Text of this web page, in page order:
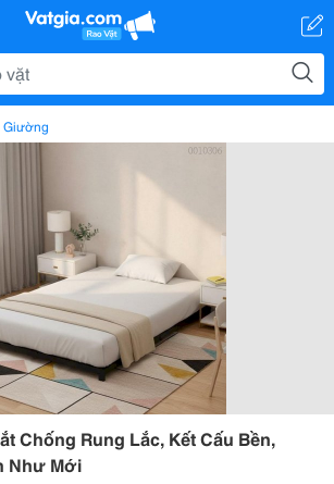
Giường
Chống Rung Lắc, Kết Cấu Bền,
Như Mới